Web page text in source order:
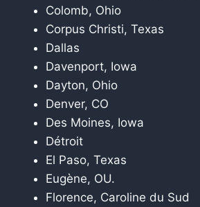
Colomb, Ohio
Corpus Christi, Texas
Dallas
Davenport, Iowa
Dayton, Ohio
Denver, CO
Des Moines, Iowa
Détroit
El Paso, Texas
Eugène, OU.
Florence, Caroline du Sud